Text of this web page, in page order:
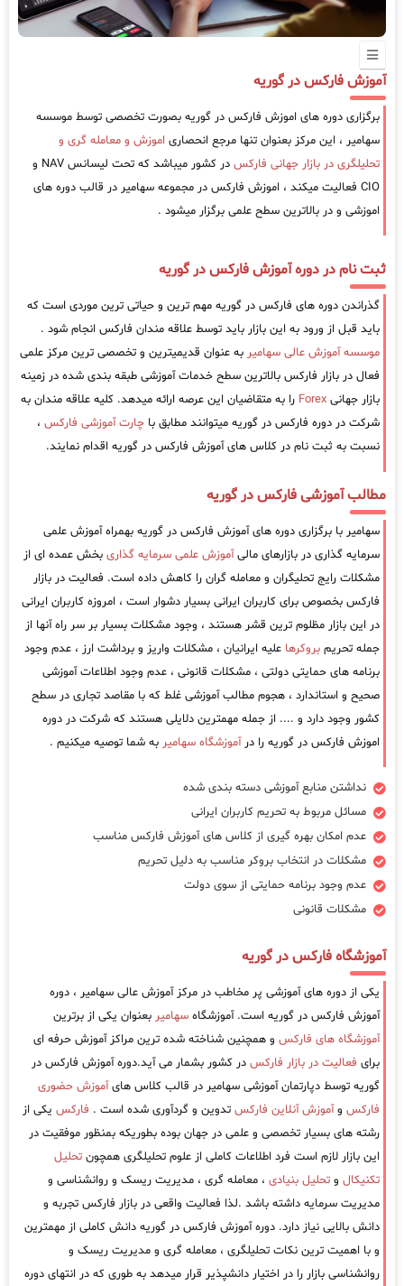
آموزش فارکس در گوریه
برگزاری دوره های اموزش فارکس در گوریه بصورت تخصصی توسط موسسه
سهامیر ، این مرکز بعنوان تنها مرجع انحصاری اموزش و معامله گری و
تحلیلگری در بازار جهانی فارکس
در کشور میباشد که تحت لیسانس NAV و
CIO فعالیت میکند ، اموزش فارکس در مجموعه سهامیر در قالب دوره های
اموزشی و در بالاترین سطح علمی برگزار میشود .
ثبت نام در دوره آموزش فارکس در گوریه
گذراندن دوره های فارکس در گوریه مهم ترین و حیاتی ترین موردی است که
باید قبل از ورود به این بازار باید توسط علاقه مندان فارکس انجام شود .
موسسه آموزش عالی سهامیر به عنوان قدیمیترین و تخصصی ترین مرکز علمی
فعال در بازار فارکس بالاترین سطح خدمات آموزشی طبقه بندی شده در زمینه
بازار جهانی Forex را به متقاضیان این عرصه ارائه میدهد. کلیه علاقه مندان به
شرکت در دوره فارکس در گوریه میتوانند مطابق با چارت آموزشی فارکس ،
نسبت به ثبت نام در کلاس های آموزش فارکس در گوریه اقدام نمایند.
مطالب آموزشی فارکس در گوریه
سهامیر با برگزاری دوره های آموزش فارکس در گوریه بهمراه آموزش علمی
سرمایه گذاری در بازارهای مالیآموزش علمی سرمایه گذاری بخش عمده ای از
مشکلات رایج تحلیگران و معامله گران را کاهش داده است. فعالیت در بازار
فارکس بخصوص برای کاربران ایرانی بسیار دشوار است ، امروزه کاربران ایرانی
در این بازار مظلوم ترین قشر هستند ، وجود مشکلات بسیار بر سر راه آنها از
جمله تحریم بروکرها علیه ایرانیان ، مشکلات واریز و برداشت ارز ، عدم وجود
برنامه های حمایتی دولتی ، مشکلات قانونی ، عدم وجود اطلاعات آموزشی
صحیح و استاندارد ، هجوم مطالب آموزشی غلط که با مقاصد تجاری در سطح
کشور وجود دارد و .... از جمله مهمترین دلایلی هستند که شرکت در دوره
اموزش فارکس در گوریه را درآموزشگاه سهامیر به شما توصیه میکنیم .
نداشتن منابع آموزشی دسته بندی شده
مسائل مربوط به تحریم کاربران ایرانی
عدم امکان بهره گیری از کلاس های آموزش فارکس مناسب
مشکلات در انتخاب بروکر مناسب به دلیل تحریم
عدم وجود برنامه حمایتی از سوی دولت
مشکلات قانونی
آموزشگاه فارکس در گوریه
یکی از دوره های آموزشی پر مخاطب در مرکز آموزش عالی سهامیر ، دوره
آموزش فارکس در گوریه است. آموزشگاه سهامیر بعنوان یکی از برترین
آموزشگاه های فارکس و همچنین شناخته شده ترین مراکز آموزش حرفه ای
برای فعالیت در بازار فارکس در کشور بشمار می آید.دوره آموزش فارکس در
گوریه توسط دپارتمان آموزشی سهامیر در قالب کلاس هایآموزش حضوری
فارکس وآموزش آنلاین فارکس تدوین و گردآوری شده است . فارکس یکی از
رشته های بسیار تخصصی و علمی در جهان بوده بطوریکه بمنظور موفقیت در
این بازار لازم است فرد اطلاعات کاملی از علوم تحلیلگری همچون تحلیل
تکنیکال و تحلیل بنیادی ، معامله گری ، مدیریت ریسک و روانشناسی و
مدیریت سرمایه داشته باشد .لذا فعالیت واقعی در بازار فارکس تجربه و
دانش بالایی نیاز دارد. دوره آموزش فارکس در گوریه دانش کاملی از مهمترین
و با اهمیت ترین نکات تحلیلگری ، معامله گری و مدیریت ریسک و
روانشناسی بازار را در اختیار دانشپذیر قرار میدهد به طوری که در انتهای دوره